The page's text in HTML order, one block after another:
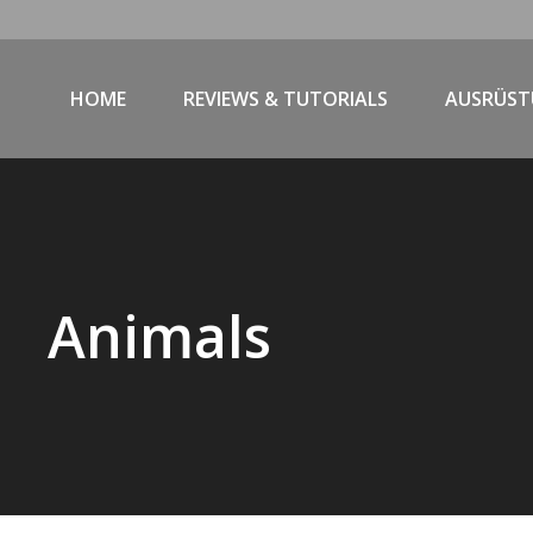
HOME REVIEWS & TUTORIALS
Animals